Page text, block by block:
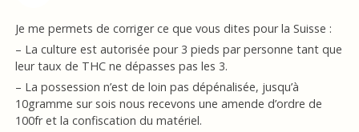
Je me permets de corriger ce que vous dites pour la Suisse :
– La culture est autorisée pour 3 pieds par personne tant que
leur taux de THC ne dépasses pas les 3.
– La possession n’est de loin pas dépénalisée, jusqu’à
10gramme sur sois nous recevons une amende d’ordre de
100fr et la confiscation du matériel.